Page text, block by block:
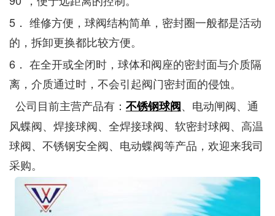
5． 维修方便，球阀结构简单，密封圈一般都是活动
的，拆卸更换都比较方便。
6． 在全开或全闭时，球体和阀座的密封面与介质隔
离，介质通过时，不会引起阀门密封面的侵蚀。
公司目前主营产品有： 不锈钢球阀、电动闸阀、通
风蝶阀、焊接球阀、全焊接球阀、软密封球阀、高温
球阀、不锈钢安全阀、电动蝶阀等产品，欢迎来我司
采购。